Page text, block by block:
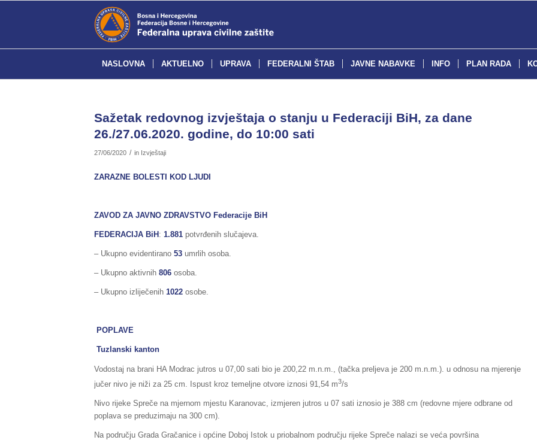
NASLOVNA AKTUELNO UPRAVA FEDERALNI ŠTAB JAVNE NABAVKE INFO PLAN RADA
Sažetak redovnog izvještaja o stanju u Federaciji BiH, za dane
26./27.06.2020. godine, do 10:00 sati
27/06/2020 / in Izvještaji
ZARAZNE BOLESTI KOD LJUDI
ZAVOD ZA JAVNO ZDRAVSTVO Federacije BiH
FEDERACIJA BiH : 1.881 potvrđenih slučajeva.
– Ukupno evidentirano 53 umrlih osoba.
– Ukupno aktivnih 806 osoba.
– Ukupno izliječenih 1022 osobe.
POPLAVE
Tuzlanski kanton
Vodostaj na brani HA Modrac jutros u 07,00 sati bio je 200,22 m.n.m., (tačka preljeva je 200 m.n.m.). u odnosu na mjerenje
jučer nivo je niži za 25 cm. Ispust kroz temeljne otvore iznosi 91,54 m3/s
Nivo rijeke Spreče na mjernom mjestu Karanovac, izmjeren jutros u 07 sati iznosio je 388 cm (redovne mjere odbrane od
poplava se preduzimaju na 300 cm).
Na području Grada Gračanice i općine Doboj Istok u priobalnom području rijeke Spreče nalazi se veća površina